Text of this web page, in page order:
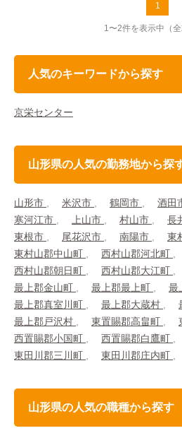
1
1〜2件を表示中 （
人気のキーワードから探す
京栄センター
山形県の人気の勤務地から探
山形市 米沢市 鶴岡市 酒田
寒河江市
上山市 村山市 長
東根市
尾花沢市 南陽市
東
東村山郡中山町
西村山郡河北町
西村山郡朝日町
西村山郡大江町
最上郡金山町
最上郡最上町
最
最上郡真室川町
最上郡大蔵村
最上郡戸沢村
東置賜郡高畠町
西置賜郡小国町
西置賜郡白鷹町
東田川郡三川町
東田川郡庄内町
山形県の人気の職種から探す